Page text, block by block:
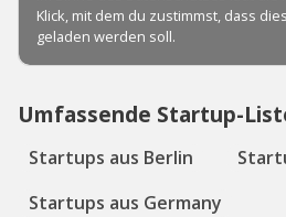
Umfassende Startup-
Startups aus Berlin
Startups aus Germany